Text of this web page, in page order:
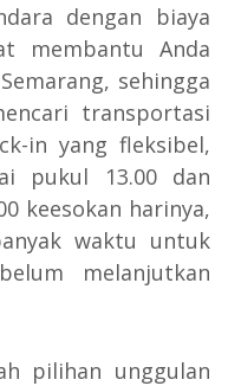
dengan biaya
membantu Anda
sehingga
transportasi
in yang fleksibel,
pukul 13.00 dan
keesokan harinya,
waktu untuk
melanjutkan
pilihan unggulan